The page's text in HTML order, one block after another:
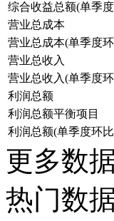
综合收益总额(单季
营业总成本
营业总成本(单季度
营业总收入
营业总收入(单季度
利润总额
利润总额平衡项目
利润总额(单季度环
更多数
热门数